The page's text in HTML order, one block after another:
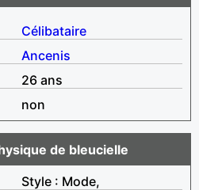
Célibataire
Ancenis
26 ans
non
de bleucielle
Style : Mode,